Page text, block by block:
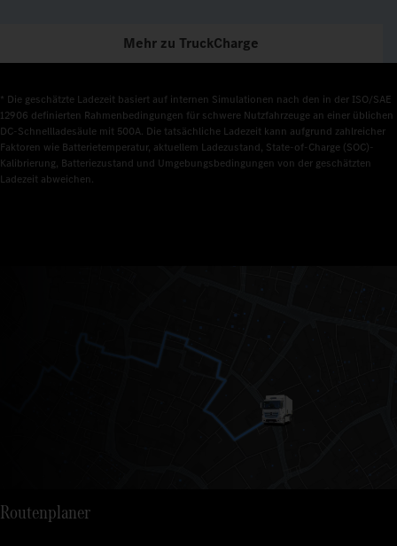
Mehr zu TruckCharge
* Die geschätzte Ladezeit basiert auf internen Simulationen nach den in der ISO/SAE
12906 definierten Rahmenbedingungen für schwere Nutzfahrzeuge an einer üblichen
DC-Schnellladesäule mit 500A. Die tatsächliche Ladezeit kann aufgrund zahlreicher
Faktoren wie Batterietemperatur, aktuellem Ladezustand, State-of-Charge (SOC)-
Kalibrierung, Batteriezustand und Umgebungsbedingungen von der geschätzten
Ladezeit abweichen.
Routenplaner